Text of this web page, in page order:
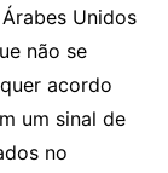
Unidos
não se
acordo
um sinal de
no